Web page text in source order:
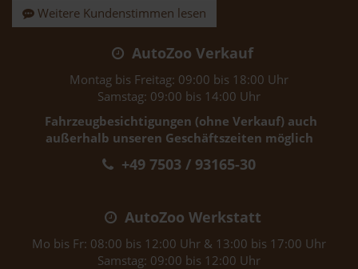
Weitere Kundenstimmen lesen
AutoZoo Verkauf
Montag bis Freitag: 09:00 bis 18:00 Uhr
Samstag: 09:00 bis 14:00 Uhr
Fahrzeugbesichtigungen (ohne Verkauf) auch
außerhalb unseren Geschäftszeiten möglich
+49 7503 / 93165-30
AutoZoo Werkstatt
Mo bis Fr: 08:00 bis 12:00 Uhr & 13:00 bis 17:00 Uhr
Samstag: 09:00 bis 12:00 Uhr